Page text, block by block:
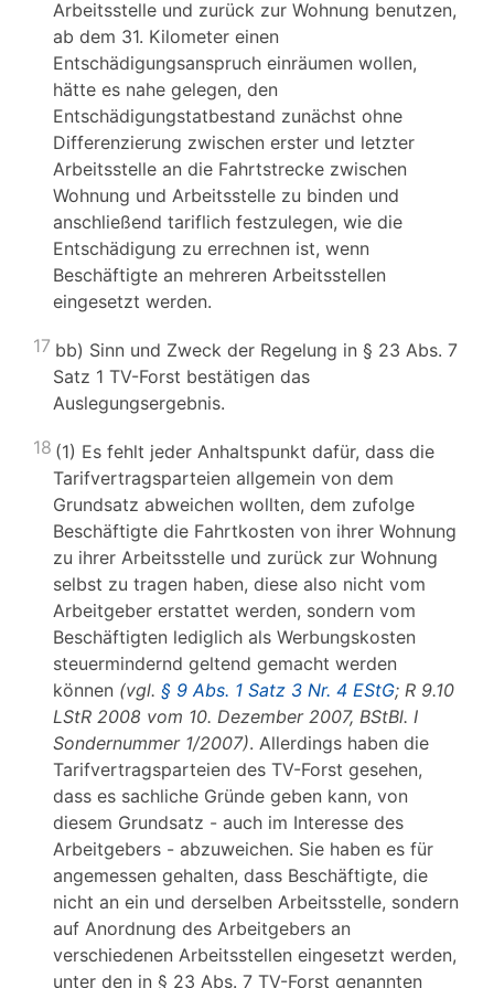
Arbeitsstelle und zurück zur Wohnung benutzen,
ab dem 31. Kilometer einen
Entschädigungsanspruch einräumen wollen,
hätte es nahe gelegen, den
Entschädigungstatbestand zunächst ohne
Differenzierung zwischen erster und letzter
Arbeitsstelle an die Fahrtstrecke zwischen
Wohnung und Arbeitsstelle zu binden und
anschließend tariflich festzulegen, wie die
Entschädigung zu errechnen ist, wenn
Beschäftigte an mehreren Arbeitsstellen
eingesetzt werden.
17 bb) Sinn und Zweck der Regelung in § 23 Abs. 7
Satz 1 TV-Forst bestätigen das
Auslegungsergebnis.
18 (1) Es fehlt jeder Anhaltspunkt dafür, dass die
Tarifvertragsparteien allgemein von dem
Grundsatz abweichen wollten, dem zufolge
Beschäftigte die Fahrtkosten von ihrer Wohnung
zu ihrer Arbeitsstelle und zurück zur Wohnung
selbst zu tragen haben, diese also nicht vom
Arbeitgeber erstattet werden, sondern vom
Beschäftigten lediglich als Werbungskosten
steuermindernd geltend gemacht werden
können (vgl. § 9 Abs. 1 Satz 3 Nr. 4 EStG; R 9.10
LStR 2008 vom 10. Dezember 2007, BStBl. I
Sondernummer 1/2007). Allerdings haben die
Tarifvertragsparteien des TV-Forst gesehen,
dass es sachliche Gründe geben kann, von
diesem Grundsatz - auch im Interesse des
Arbeitgebers - abzuweichen. Sie haben es für
angemessen gehalten, dass Beschäftigte, die
nicht an ein und derselben Arbeitsstelle, sondern
auf Anordnung des Arbeitgebers an
verschiedenen Arbeitsstellen eingesetzt werden,
unter den in § 23 Abs. 7 TV-Forst genannten